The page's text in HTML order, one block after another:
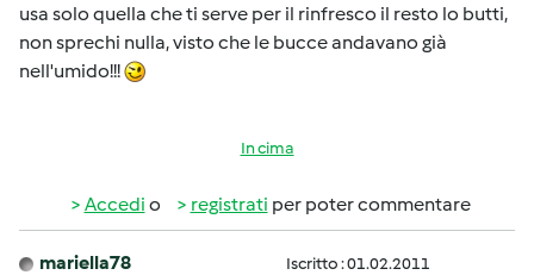
usa solo quella che ti serve per il rinfresco il resto lo butti,
non sprechi nulla, visto che le bucce andavano già
nell'umido!!!
In cima
Accedi o registrati per poter commentare
mariella78 Iscritto : 01.02.2011